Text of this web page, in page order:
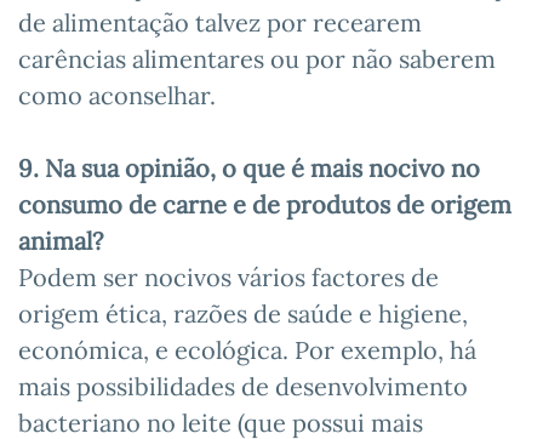
de alimentação talvez por recearem
carências alimentares ou por não saberem
como aconselhar.
9. Na sua opinião, o que é mais nocivo no
consumo de carne e de produtos de origem
animal?
Podem ser nocivos vários factores de
origem ética, razões de saúde e higiene,
económica, e ecológica. Por exemplo, há
mais possibilidades de desenvolvimento
bacteriano no leite (que possui mais